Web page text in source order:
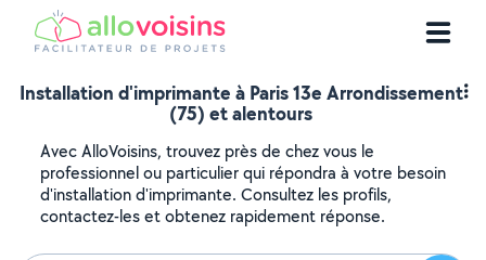
Installation d'imprimante à Paris 13e Arrondissement
(75) et alentours
Avec AlloVoisins, trouvez près de chez vous le
professionnel ou particulier qui répondra à votre besoin
d'installation d'imprimante. Consultez les profils,
contactez-les et obtenez rapidement réponse.